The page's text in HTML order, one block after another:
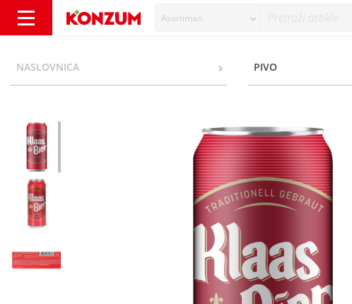
Asortiman
NASLOVNICA PIVO